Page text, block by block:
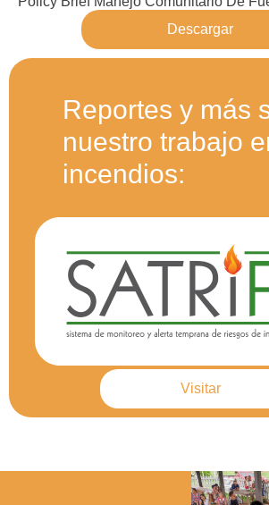
Descargar
Reportes y más
nuestro trabajo
incendios:
Visitar